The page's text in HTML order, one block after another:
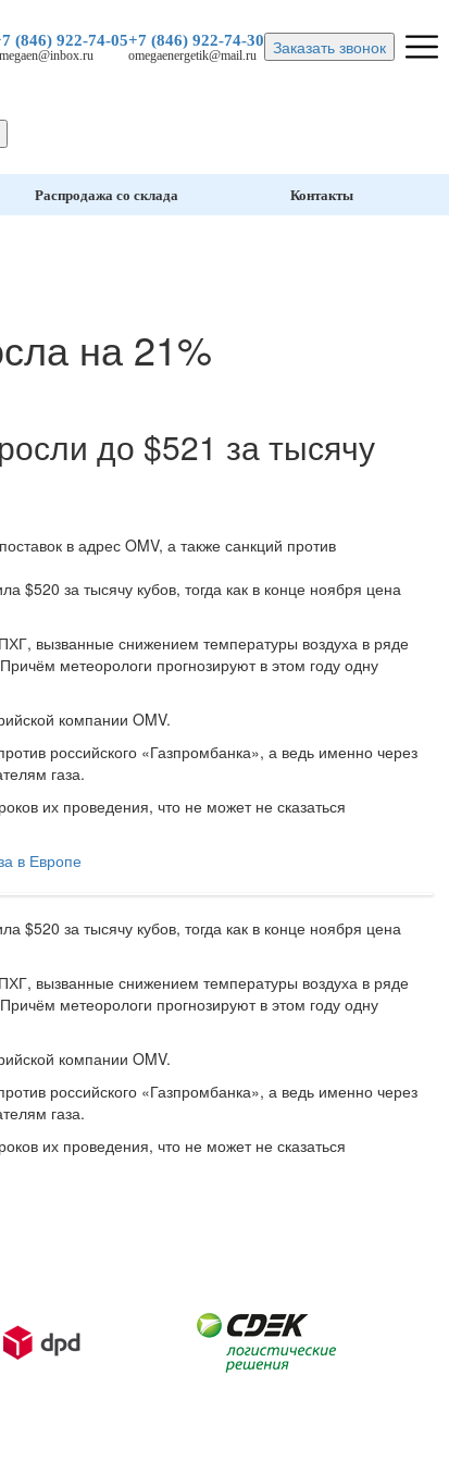
(846) 922-74-05+7 (846) 922-74-30
omegaenergetik@mail.ru Заказать звонок
Распродажа со склада Контакты
на 21%
до $521 за тысячу
в адрес OMV, а также санкций против
$520 за тысячу кубов, тогда как в конце ноября цена
вызванные снижением температуры воздуха в ряде
метеорологи прогнозируют в этом году одну
компании OMV.
российского «Газпромбанка», а ведь именно через
газа.
их проведения, что не может не сказаться
в Европе
$520 за тысячу кубов, тогда как в конце ноября цена
вызванные снижением температуры воздуха в ряде
метеорологи прогнозируют в этом году одну
компании OMV.
российского «Газпромбанка», а ведь именно через
газа.
их проведения, что не может не сказаться